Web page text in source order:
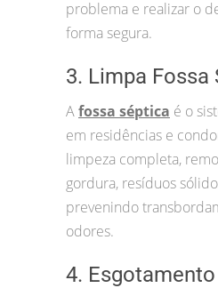
problema e realizar o
forma segura.
3. Limpa Fossa
Afossa séptica é o
em residências e
limpeza completa,
gordura, resíduos
prevenindo
odores.
4.